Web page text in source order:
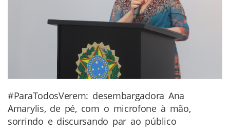
#ParaTodosVerem: desembargadora Ana
Amarylis, de pé, com o microfone à mão,
sorrindo e discursando par ao público